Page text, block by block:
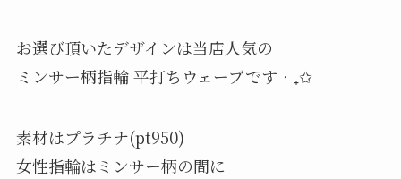
お選び頂いたデザインは当店人気の
ミンサー柄指輪 平打ちウェーブです‧₊✩
素材はプラチナ(pt950)
女性指輪はミンサー柄の間に